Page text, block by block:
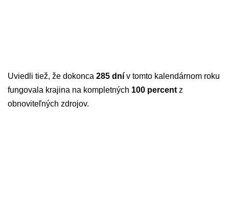
Uviedli tiež, že dokonca 285 dní v tomto kalendárnom roku
fungovala krajina na kompletných 100 percent z
obnoviteľných zdrojov.